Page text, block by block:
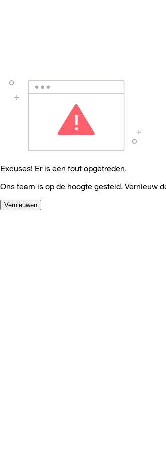
Excuses! Er is een fout opgetreden.
Ons team is op de hoogte gesteld. Vernieuw
Vernieuwen